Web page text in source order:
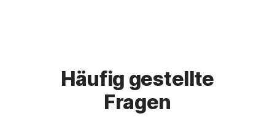
Häufig gestellte
Fragen